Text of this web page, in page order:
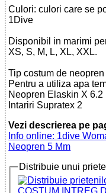
Culori: culori care se
1Dive
Disponibil in marimi
XS, S, M, L, XL, XXL.
Tip costum de neopren
Pentru a utiliza apa
Neopren Elaskin X 6.2
Intariri Supratex 2
Vezi descrierea pe
Info online: 1dive
Neopren 5 Mm
Distribuie unui